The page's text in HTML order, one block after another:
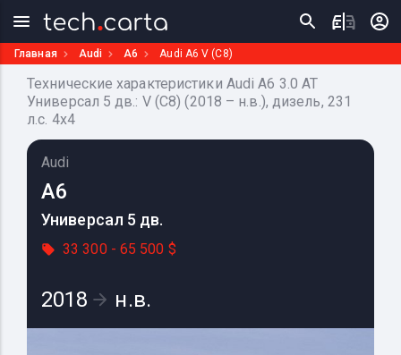
Главная Audi A6 Audi A6 V (C8)
Технические характеристики Audi A6 3.0 AT
Универсал 5 дв.: V (C8) (2018 – н.в.), дизель, 231
л.с. 4x4
Audi
A6
Универсал 5 дв.
33 300 - 65 500 $
2018 н.в.